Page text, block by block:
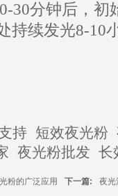
30分钟后，初
持续发光8-10
持 短效夜光粉
夜光粉批发 长
粉的广泛应用 下一篇: 夜光